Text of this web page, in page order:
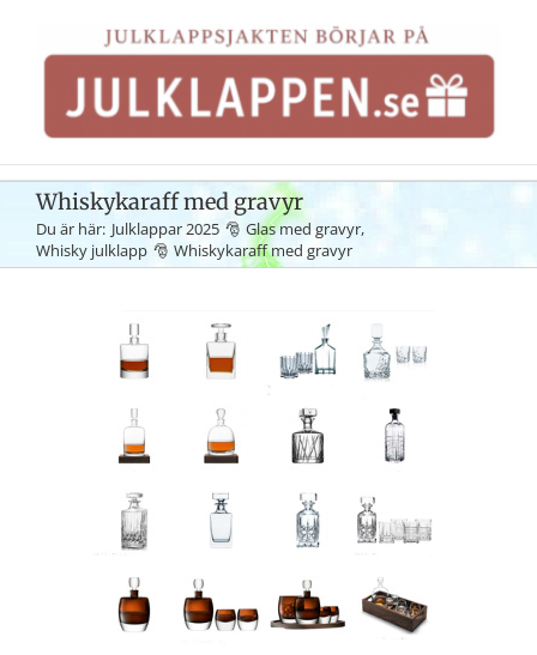
innehållet
Whiskykaraff med gravyr
Du är här: Julklappar 2025
Glas med gravyr
Whisky julklapp
Whiskykaraff med gravyr